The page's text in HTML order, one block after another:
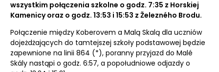
wszystkim połączenia szkolne o godz. 7:35 z Horskiej
Kamenicy oraz o godz. 13:53 i 15:53 z Železného Brodu.
Połączenie między Koberovem a Malą Skalą dla uczniów
dojeżdżających do tamtejszej szkoły podstawowej będzie
zapewnione na linii 864 (*), poranny przyjazd do Malé
Skály nastąpi o godz. 6:57, a popołudniowe odjazdy o